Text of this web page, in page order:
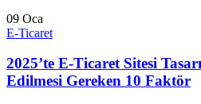
09 Oca
E-Ticaret
2025’te E-Ticaret Sitesi
Edilmesi Gereken 10 Faktör